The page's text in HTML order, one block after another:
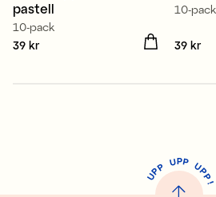
pastell
10-pack
Pris:
39 kr
10-pack
Pris:
39 kr
U
P
P UPP UP
P
!